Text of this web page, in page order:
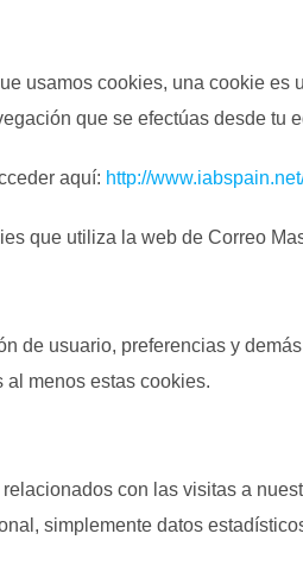
usamos cookies, una cookie
que se efectúas desde tu
aquí: http://
que utiliza la web de Correo
de usuario, preferencias y
al menos estas cookies.
con las visitas a
simplemente datos